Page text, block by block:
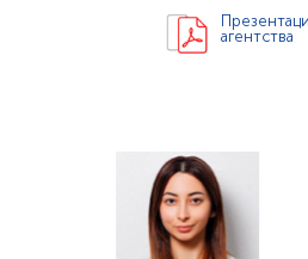
агентства